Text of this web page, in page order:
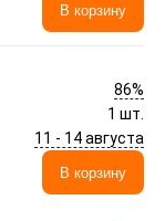
В корзину
86%
1 шт.
11 - 14 августа
В корзину